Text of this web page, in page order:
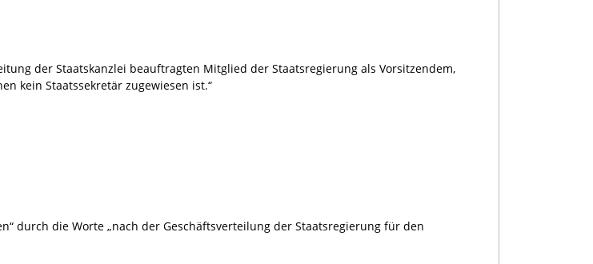
der Staatskanzlei beauftragten Mitglied der Staatsregierung als Vorsitzendem,
kein Staatssekretär zugewiesen ist.“
durch die Worte „nach der Geschäftsverteilung der Staatsregierung für den